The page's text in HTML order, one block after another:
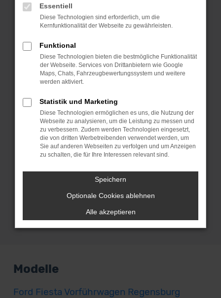
Regensburg gibt es kaum eine bessere
Wahl, denn schließlich steigst du hier in
einen Fast-Neuwagen. Ford
Vorführwagen haben den Vorteil, dass es
sich um echte Gebrauchtwagen handelt,
wenngleich meist nur wenige Kilometer
auf dem Tacho stehen. Gefahren wurden
zum Zweck der Präsentation und um die
vielen Vorteile dieses Herstellers zu
zeigen. Nach einer bestimmten Zeit
werden die Ford Vorführwagen dann
ausgewechselt und gelangen zu enorm
den Verkauf. Natürlich liefern wir jeden
Ford Vorführwagen direkt zu dir nach
Regensburg. Schnell und reibungslos.
Modelle
Ford Fiesta Vorführwagen Regensburg
Essentiell
Diese Technologien sind erforderlich, um die
Kernfunktionalität der Webseite zu gewährleisten.
Funktional
Diese Technologien bieten die bestmögliche Funktionalität
der Webseite. Services von Drittanbietern wie Google
Maps, Chats, Fahrzeugbewertungssystem und weitere
werden aktiviert.
Statistik und Marketing
Diese Technologien ermöglichen es uns, die Nutzung der
Webseite zu analysieren, um die Leistung zu messen und
zu verbessern. Zudem werden Technologien eingesetzt,
die von dritten Werbetreibenden verwendet werden, um
Sie auf anderen Webseiten zu verfolgen und um Anzeigen
zu schalten, die für Ihre Interessen relevant sind.
Speichern
Optionale Cookies ablehnen
Alle akzeptieren